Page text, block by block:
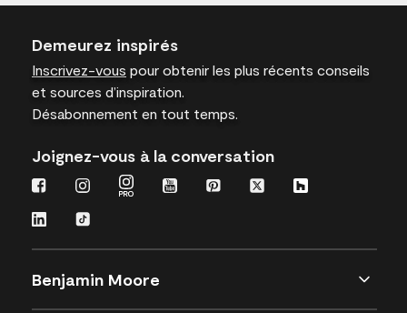
Demeurez inspirés
Inscrivez-vous pour obtenir les plus récents conseils
et sources d’inspiration.
Désabonnement en tout temps.
Joignez-vous à la conversation
Benjamin Moore